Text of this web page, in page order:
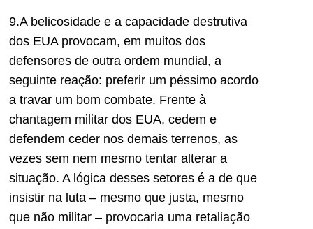
9.A belicosidade e a capacidade destrutiva
dos EUA provocam, em muitos dos
defensores de outra ordem mundial, a
seguinte reação: preferir um péssimo acordo
a travar um bom combate. Frente à
chantagem militar dos EUA, cedem e
defendem ceder nos demais terrenos, as
vezes sem nem mesmo tentar alterar a
situação. A lógica desses setores é a de que
insistir na luta – mesmo que justa, mesmo
que não militar – provocaria uma retaliação